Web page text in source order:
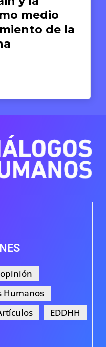
medio
de la
Humanos
EDDHH